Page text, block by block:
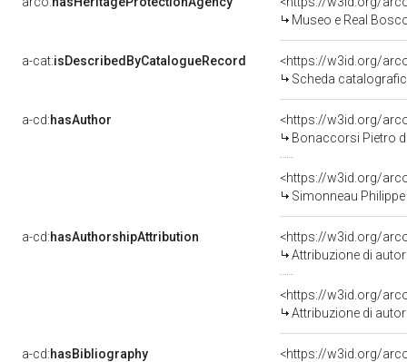
Museo e Real
a-cat:isDescribedByCatalogueRecord
<https://w3id.org/
Scheda
a-cd:hasAuthor
<https://w3id.org/
Bonaccorsi Pietro
<https://w3id.org/
Simonneau
a-cd:hasAuthorshipAttribution
<https://w3id.org/
Attribuzione di
<https://w3id.org/
Attribuzione di
a-cd:hasBibliography
<https://w3id.org/